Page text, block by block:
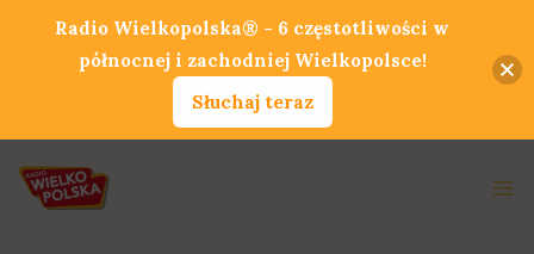
Radio Wielkopolska® - 6 częstotliwości w
północnej i zachodniej Wielkopolsce!
Słuchaj teraz